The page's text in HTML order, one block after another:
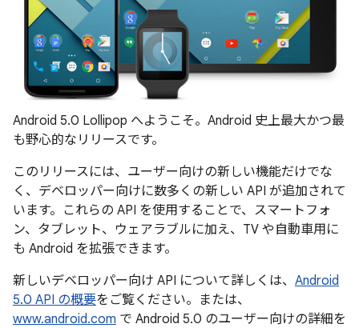
Android 5.0 Lollipop へようこそ。Android 史上最大かつ最
も野心的なリリースです。
このリリースには、ユーザー向けの新しい機能だけでな
く、デベロッパー向けに数多くの新しい API が追加されて
います。これらの API を使用することで、スマートフォ
ン、タブレット、ウェアラブルに加え、TV や自動車用に
も Android を拡張できます。
新しいデベロッパー向け API について詳しくは、 Android
5.0 API の概要をご覧ください。または、
www.android.com で Android 5.0 のユーザー向けの詳細を